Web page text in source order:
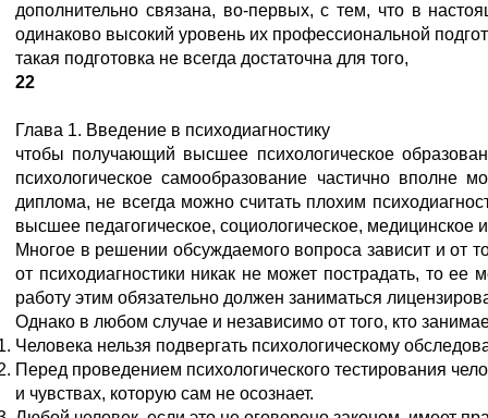
дополнительно связана, во-первых, с тем, что в
одинаково высокий уровень их профессиональной
такая подготовка не всегда достаточна для того,
22
Глава 1. Введение в психодиагностику
чтобы получающий высшее психологическое
психологическое самообразование частично вполне
диплома, не всегда можно считать плохим
высшее педагогическое, социологическое,
Многое в решении обсуждаемого вопроса зависит и от
от психодиагностики никак не может пострадать, то
работу этим обязательно должен заниматься
Однако в любом случае и независимо от того, кто
Человека нельзя подвергать психологическому
Перед проведением психологического тестирования
и чувствах, которую сам не осознает.